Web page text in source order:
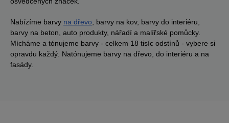
Nabízíme barvy na dřevo , barvy na kov, barvy do interiéru,
barvy na beton, auto produkty, nářadí a malířské pomůcky.
Mícháme a tónujeme barvy - celkem 18 tisíc odstínů - vybere si
opravdu každý. Natónujeme barvy na dřevo, do interiéru a na
fasády.